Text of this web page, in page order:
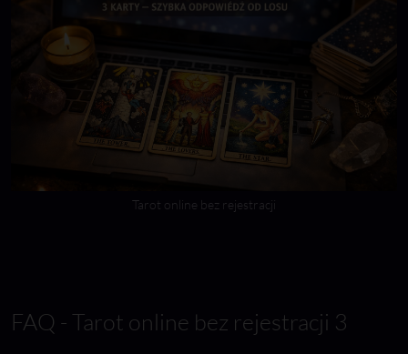
Tarot online bez rejestracji
FAQ - Tarot online bez rejestracji 3